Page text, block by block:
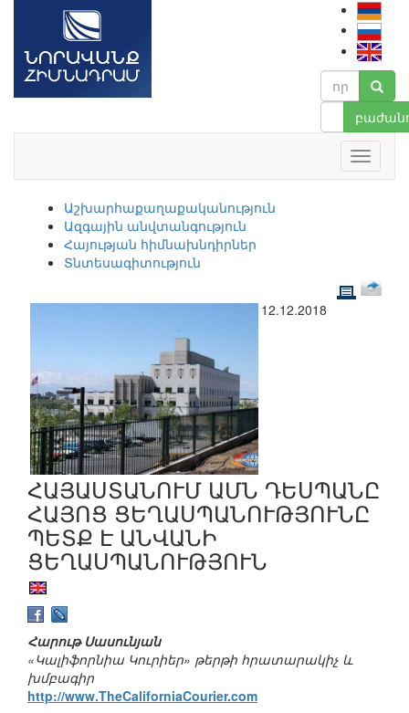
Աշխարհաքաղաքականություն
Ազգային անվտանգություն
Հայության հիմնախնդիրներ
Տնտեսագիտություն
12.12.2018
ՀԱՅԱՍՏԱՆՈՒՄ ԱՄՆ ԴԵՍՊԱՆԸ
ՀԱՅՈՑ ՑԵՂԱՍՊԱՆՈՒԹՅՈՒՆԸ
ՊԵՏՔ Է ԱՆՎԱՆԻ
ՑԵՂԱՍՊԱՆՈՒԹՅՈՒՆ
Հարութ Սասունյան
«Կալիֆորնիա Կուրիեր» թերթի հրատարակիչ և
խմբագիր
http://www.TheCaliforniaCourier.com